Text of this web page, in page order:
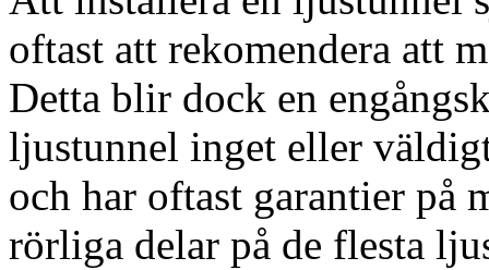
oftast att rekomendera att
Detta blir dock en
ljustunnel inget eller
och har oftast garantier på
rörliga delar på de flesta